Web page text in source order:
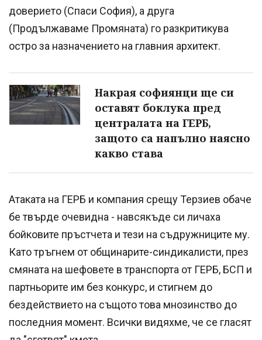
доверието (Спаси София), а друга
(Продължаваме Промяната) го разкритикува
остро за назначението на главния архитект.
Накрая софиянци ще си
оставят боклука пред
централата на ГЕРБ,
защото са напълно наясно
какво става
Атаката на ГЕРБ и компания срещу Терзиев обаче
бе твърде очевидна - навсякъде си личаха
бойковите пръстчета и тези на съдружниците му.
Като тръгнем от общинарите-синдикалисти, през
смяната на шефовете в транспорта от ГЕРБ, БСП и
партньорите им без конкурс, и стигнем до
бездействието на същото това мнозинство до
последния момент. Всички видяхме, че се гласят